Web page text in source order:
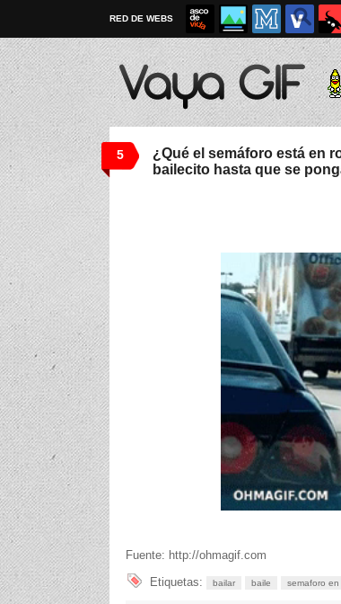
RED DE WEBS
5
¿Qué el semáforo está en
bailecito hasta que se
Fuente: http://ohmagif.com
Etiquetas:
bailar baile semaforo en